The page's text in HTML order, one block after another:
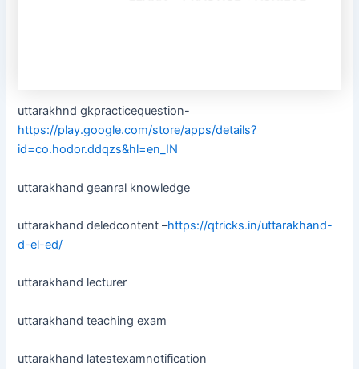
uttarakhnd gkpracticequestion-
https://play.google.com/store/apps/details?
id=co.hodor.ddqzs&hl=en_IN
uttarakhand geanral knowledge
uttarakhand deledcontent –https://qtricks.in/uttarakhand-
d-el-ed/
uttarakhand lecturer
uttarakhand teaching exam
uttarakhand latestexamnotification